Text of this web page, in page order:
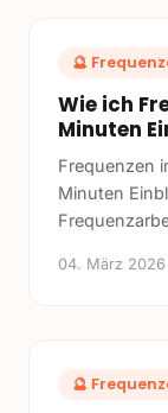
🔮
Wie ich
Minuten
Frequenzen
Minuten
04. März 2026
🔮